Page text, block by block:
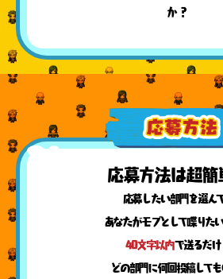
か？
応募方法は超簡
応募したい部門を選んで
あなたがモブとして喋りた
40文字以内で送るだけ
どの部門に何回投稿して